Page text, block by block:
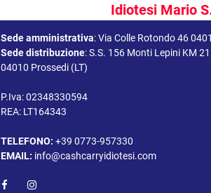
Idiotesi Mario
Sede amministrativa:Via Colle Rotondo 46
Sede distribuzione:S.S. 156 Monti Lepini KM
04010 Prossedi (LT)
P.Iva: 02348330594
REA: LT164343
TELEFONO:+39 0773-957330
EMAIL: info@cashcarryidiotesi.com